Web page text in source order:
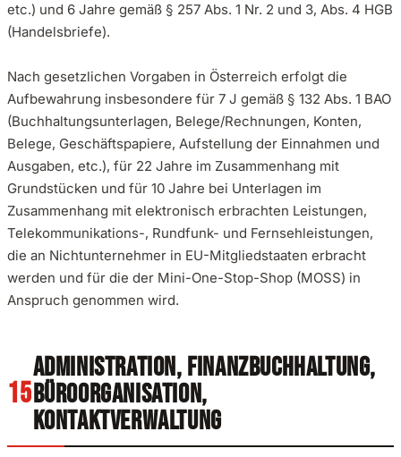
etc.) und 6 Jahre gemäß § 257 Abs. 1 Nr. 2 und 3, Abs. 4 HGB
(Handelsbriefe).
Nach gesetzlichen Vorgaben in Österreich erfolgt die
Aufbewahrung insbesondere für 7 J gemäß § 132 Abs. 1 BAO
(Buchhaltungsunterlagen, Belege/Rechnungen, Konten,
Belege, Geschäftspapiere, Aufstellung der Einnahmen und
Ausgaben, etc.), für 22 Jahre im Zusammenhang mit
Grundstücken und für 10 Jahre bei Unterlagen im
Zusammenhang mit elektronisch erbrachten Leistungen,
Telekommunikations-, Rundfunk- und Fernsehleistungen,
die an Nichtunternehmer in EU-Mitgliedstaaten erbracht
werden und für die der Mini-One-Stop-Shop (MOSS) in
Anspruch genommen wird.
ADMINISTRATION, FINANZBUCHHALTUNG,
BÜROORGANISATION,
KONTAKTVERWALTUNG